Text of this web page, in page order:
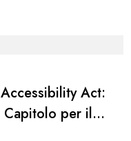
Act:
per il